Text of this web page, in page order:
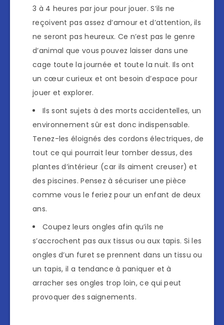
3 à 4 heures par jour pour jouer. S’ils ne
reçoivent pas assez d’amour et d’attention, ils
ne seront pas heureux. Ce n’est pas le genre
d’animal que vous pouvez laisser dans une
cage toute la journée et toute la nuit. Ils ont
un cœur curieux et ont besoin d’espace pour
jouer et explorer.
Ils sont sujets à des morts accidentelles, un
environnement sûr est donc indispensable.
Tenez-les éloignés des cordons électriques, de
tout ce qui pourrait leur tomber dessus, des
plantes d’intérieur (car ils aiment creuser) et
des piscines. Pensez à sécuriser une pièce
comme vous le feriez pour un enfant de deux
ans.
Coupez leurs ongles afin qu’ils ne
s’accrochent pas aux tissus ou aux tapis. Si les
ongles d’un furet se prennent dans un tissu ou
un tapis, il a tendance à paniquer et à
arracher ses ongles trop loin, ce qui peut
provoquer des saignements.